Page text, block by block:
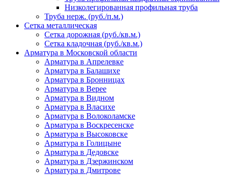
Низколегированная профильная труба
Труба нерж. (руб./п.м.)
Сетка металлическая
Сетка дорожная (руб./кв.м.)
Сетка кладочная (руб./кв.м.)
Арматура в Московской области
Арматура в Апрелевке
Арматура в Балашихе
Арматура в Бронницах
Арматура в Верее
Арматура в Видном
Арматура в Власихе
Арматура в Волоколамске
Арматура в Воскресенске
Арматура в Высоковске
Арматура в Голицыне
Арматура в Дедовске
Арматура в Дзержинском
Арматура в Дмитрове